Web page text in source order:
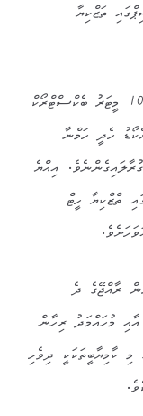
ތަޒްކިޔާ
އުމުރުން 14 އަހަރުގެ ތަޒްކިޔާ ވަނީ ވުމަންސް 100 މީޓަރު ބެކްސްޓްރޯކް
ހެދީ ހަމްނާ
މުގުރާލައިގެންނެވެ. އިއްޔެ
ތްޒްކިޔާ ހީޓް
ރާއްޖޭގެ ދެ
މުހައްމަދު ރިހާން
ކާމިޔާބީތަކަކީ ދިވެހި